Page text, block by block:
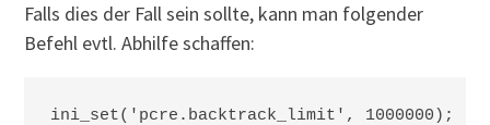
Falls dies der Fall sein sollte, kann man folgender
Befehl evtl. Abhilfe schaffen: